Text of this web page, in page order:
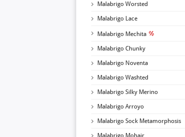
Malabrigo Worsted
Malabrigo Lace
Malabrigo Mechita
Malabrigo Chunky
Malabrigo Noventa
Malabrigo Washted
Malabrigo Silky Merino
Malabrigo Arroyo
Malabrigo Sock Metamorphosis
Malabrigo Mohair